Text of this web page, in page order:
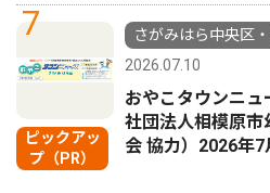
7
ピックアッ
プ（PR）
さがみはら中央区
2026.07.10
おやこタウンニ
社団法人相模原市
会 協力）2026年7